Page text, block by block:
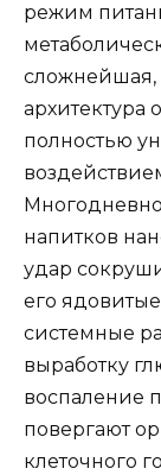
режим
сложнейшая,
архитектура
полностью
напитков
удар
его
системные
выработку
воспаление
повергают
клеточного